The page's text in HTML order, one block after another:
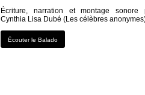
Écriture, narration et montage sonore
Cynthia Lisa Dubé (Les célèbres
Écouter le Balado